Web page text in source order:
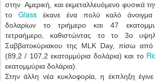
στην Αμερική, και εκμεταλλευόμενο φυσικά
το Glassέκανε ένα πολύ καλό άνοιγμα
δολαρίων το τριήμερο και 47
τετραήμερο, καθιστώντας το το 3ο
Σαββατοκύριακου της MLK Day, πίσω από
(89,2 / 107,2 εκατομμύρια δολάρια) και το
εκατομμύρια δολάρια).
Στην άλλη νέα κυκλοφορία, η έκπληξη